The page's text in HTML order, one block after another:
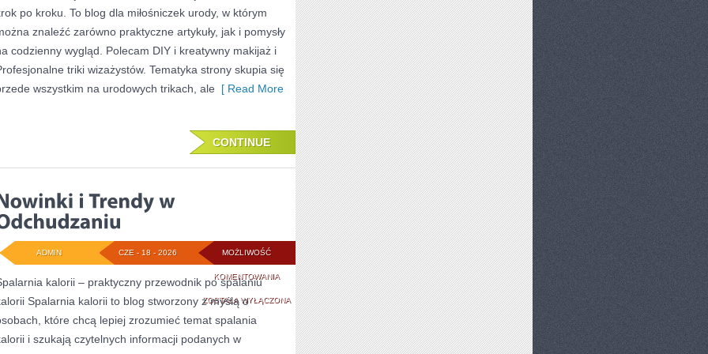
po kroku. To blog dla miłośniczek urody, w którym
znaleźć zarówno praktyczne artykuły, jak i pomysły
codzienny wygląd. Polecam DIY i kreatywny makijaż i
triki wizażystów. Tematyka strony skupia się
wszystkim na urodowych trikach, ale [ Read More
CONTINUE
MOŻLIWOŚĆ
KOMENTOWANIANOWINKI
I
TRENDY
ZOSTAŁA WYŁĄCZONA
CZE - 18 - 2026
ADMIN
kalorii – praktyczny przewodnik po spalaniu
Spalarnia kalorii to blog stworzony z myślą o
które chcą lepiej zrozumieć temat spalania
i szukają czytelnych informacji podanych w